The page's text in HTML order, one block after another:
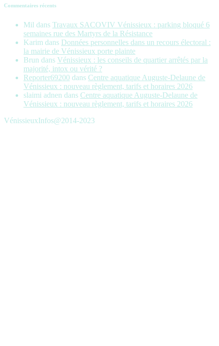
Commentaires récents
Mil dans Travaux SACOVIV Vénissieux : parking bloqué 6
semaines rue des Martyrs de la Résistance
Karim dans Données personnelles dans un recours électoral :
la mairie de Vénissieux porte plainte
Brun dans Vénissieux : les conseils de quartier arrêtés par la
majorité, intox ou vérité ?
Reporter69200 dans Centre aquatique Auguste-Delaune de
Vénissieux : nouveau règlement, tarifs et horaires 2026
slaimi adnen dans Centre aquatique Auguste-Delaune de
Vénissieux : nouveau règlement, tarifs et horaires 2026
VénissieuxInfos@2014-2023